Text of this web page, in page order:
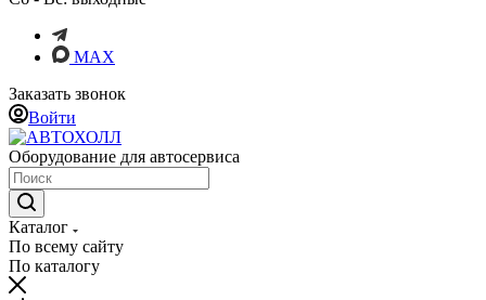
MAX
Заказать звонок
Войти
Оборудование для автосервиса
Каталог
По всему сайту
По каталогу